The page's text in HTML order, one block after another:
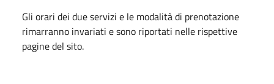
Gli orari dei due servizi e le modalità di prenotazione
rimarranno invariati e sono riportati nelle rispettive
pagine del sito.